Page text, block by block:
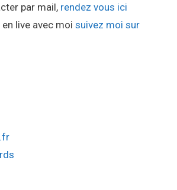
par mail, rendez vous ici
live avec moi suivez moi sur